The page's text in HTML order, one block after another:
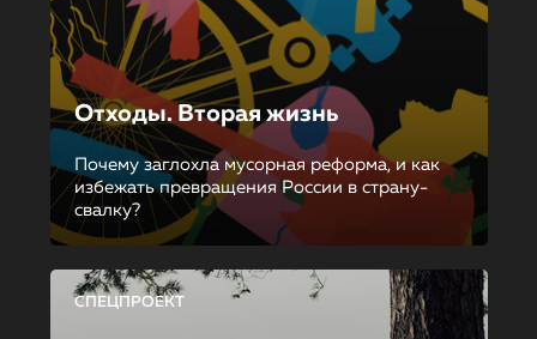
Отходы. Вторая жизнь
Почему заглохла мусорная реформа, и как
избежать превращения России в страну-
свалку?
СПЕЦПРОЕКТ